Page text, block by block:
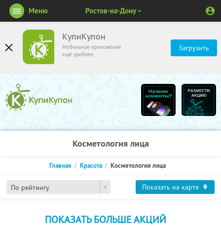
КупиКупон
Мобильное приложение
ещё удобнее
Загрузить
Меню Ростов-на-Дону
Косметология лица
По рейтингу
Главная Красота Косметология лица
Показать на карте
ПОКАЗАТЬ БОЛЬШЕ АКЦИЙ